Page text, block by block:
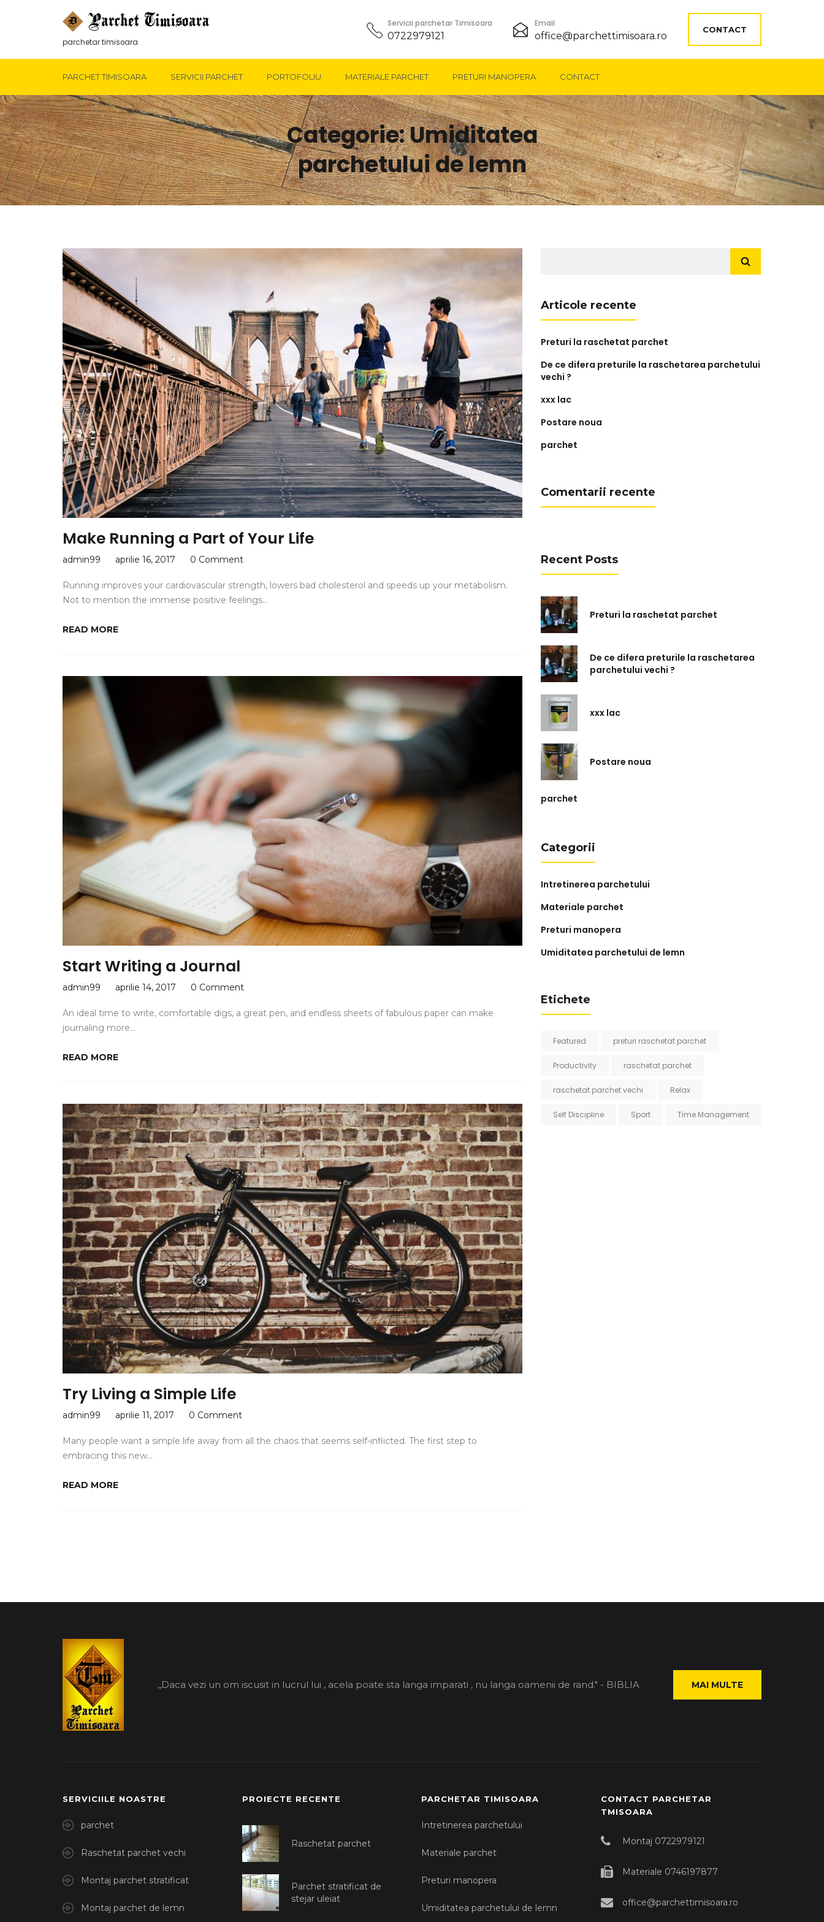
parchetar timisoara
Servicii parchetar Timisoara
0722979121
Email
office@parchettimisoara.ro
CONTACT
PARCHET TIMISOARA SERVICII PARCHET PORTOFOLIU MATERIALE PARCHET PRETURI MANOPERA CONTACT
Categorie:Umiditatea
parchetului de lemn
Make Running a Part of Your Life
admin99 aprilie 16, 2017 0 Comment
Running improves your cardiovascular strength, lowers bad cholesterol and speeds up your metabolism.
Not to mention the immense positive feelings…
READ MORE
Start Writing a Journal
admin99 aprilie 14, 2017 0 Comment
An ideal time to write, comfortable digs, a great pen, and endless sheets of fabulous paper can make
journaling more…
READ MORE
Try Living a Simple Life
admin99 aprilie 11, 2017 0 Comment
Many people want a simple life away from all the chaos that seems self-inflicted. The first step to
embracing this new…
READ MORE
Articole recente
Preturi la raschetat parchet
De ce difera preturile la raschetarea parchetului
vechi ?
xxx lac
Postare noua
parchet
Comentarii recente
Recent Posts
Preturi la raschetat parchet
De ce difera preturile la raschetarea
parchetului vechi ?
xxx lac
Postare noua
parchet
Categorii
Intretinerea parchetului
Materiale parchet
Preturi manopera
Umiditatea parchetului de lemn
Etichete
Featured preturi raschetat parchet
Productivity raschetat parchet
raschetat parchet vechi Relax
Self Discipline Sport Time Management
,,Daca vezi un om iscusit in lucrul lui , acela poate sta langa imparati , nu langa oamenii de rand." - BIBLIA MAI MULTE
SERVICIILE NOASTRE
parchet
Raschetat parchet vechi
Montaj parchet stratificat
Montaj parchet de lemn
PROIECTE RECENTE
Raschetat parchet
Parchet stratificat de
stejar uleiat
PARCHETAR TIMISOARA
Intretinerea parchetului
Materiale parchet
Preturi manopera
Umiditatea parchetului de lemn
CONTACT PARCHETAR
TMISOARA
Montaj 0722979121
Materiale 0746197877
office@parchettimisoara.ro